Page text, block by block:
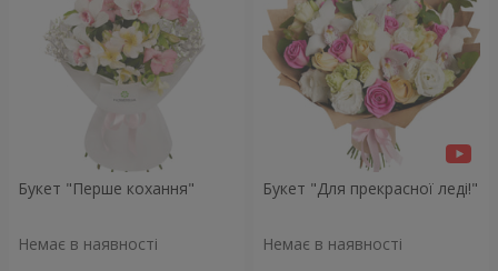
Букет "Перше кохання"
Немає в наявності
Букет "Для прекрасної леді!"
Немає в наявності